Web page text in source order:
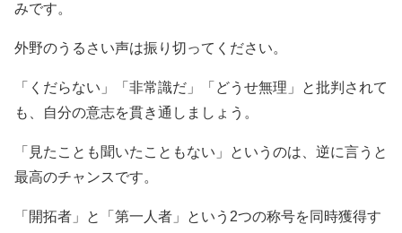
みです。
外野のうるさい声は振り切ってください。
「くだらない」「非常識だ」「どうせ無理」と批判されて
も、自分の意志を貫き通しましょう。
「見たことも聞いたこともない」というのは、逆に言うと
最高のチャンスです。
「開拓者」と「第一人者」という2つの称号を同時獲得す